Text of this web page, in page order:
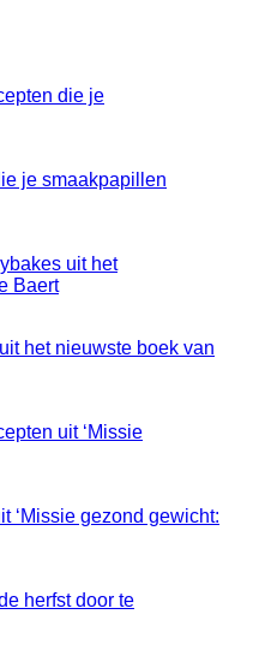
je smaakpapillen
het nieuwste boek van
‘Missie gezond gewicht: